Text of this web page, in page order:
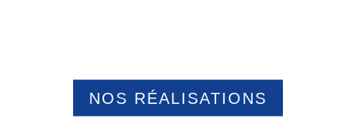
NOS RÉALISATIONS